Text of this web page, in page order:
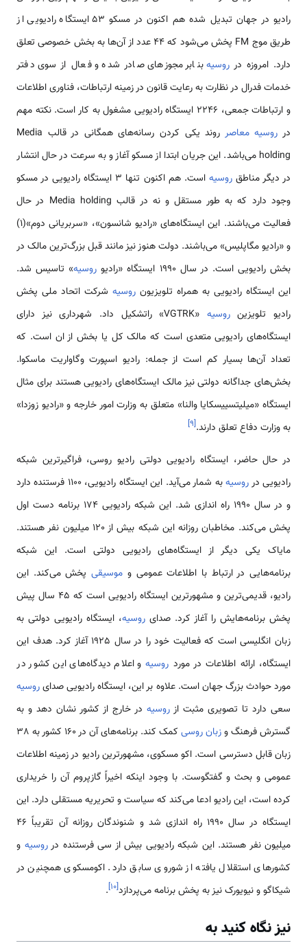
رادیو در جهان تبدیل شده هم اکنون در مسکو 53 ایستگاه رادیویی از
طریق موج FM پخش می‌شود که 44 عدد از آن‌ها به بخش خصوصی تعلق
دارد. امروزه درروسیهبنابر مجوزهای صادر شده و فعال از سوی دفتر
خدمات فدرال در نظارت به رعایت قانون در زمینه ارتباطات، فناوری اطلاعات
و ارتباطات جمعی، 2246 ایستگاه رادیویی مشغول به کار است. نکته مهم
در روسیه معاصر
روند یکی کردن رسانه‌های همگانی در قالب Media
holding می‌باشد. این جریان ابتدا از مسکو آغاز و به سرعت در حال انتشار
در دیگر مناطقروسیه
است. هم اکنون تنها 3 ایستگاه رادیویی در مسکو
وجود دارد که به طور مستقل و نه در قالب Media holding در حال
فعالیت می‌باشند. این ایستگاه‌های «رادیو شانسون»، «سربریانی دوم»(1)
و «رادیو مگاپلیس» می‌باشند. دولت هنوز نیز مانند قبل بزرگ‌ترین مالک در
بخش رادیویی است. در سال 1990 ایستگاه «رادیو
روسیه» تاسیس شد.
این ایستگاه رادیویی به همراه تلویزیون روسیه شرکت اتحاد ملی پخش
رادیو تلویزینروسیه
«VGTRK» راتشکیل داد. شهرداری نیز دارای
ایستگاه‌های رادیویی متعدی است که مالک کل یا بخش از ان است. که
تعداد آن‌ها بسیار کم است از جمله: رادیو اسپورت وگاواریت ماسکوا.
بخش‌های جداگانه دولتی نیز مالک ایستگاه‌های رادیویی هستند برای مثال
ایستگاه «میلیتسییسکایا والنا» متعلق به وزارت امور خارجه و «رادیو زوزدا»
به وزارت دفاع تعلق دارند.[۹]
در حال حاضر، ایستگاه رادیویی دولتی رادیو روسی، فراگیرترین شبکه
رادیویی درروسیه
به شمار می‌آید. این ایستگاه رادیویی، 1100 فرستنده دارد
و در سال 1990 راه اندازی شد. این شبکه رادیویی 174 برنامه دست اول
پخش می‌کند. مخاطبان روزانه این شبکه بیش از 120 میلیون نفر هستند.
مایاک یکی دیگر از ایستگاه‌های رادیویی دولتی است. این شبکه
برنامه‌هایی در ارتباط با اطلاعات عمومی و موسیقیپخش می‌کند. این
رادیو، قدیمی‌ترین و مشهورترین ایستگاه رادیویی است که 45 سال پیش
پخش برنامه‌هایش را آغاز کرد. صدای روسیه، ایستگاه رادیویی دولتی به
زبان انگلیسی است که فعالیت خود را در سال 1925 آغاز کرد. هدف این
ایستگاه، ارائه اطلاعات در مورد روسیهو اعلام دیدگاه‌های این کشور در
مورد حوادث بزرگ جهان است. علاوه بر این، ایستگاه رادیویی صدایروسیه
سعی دارد تا تصویری مثبت از روسیه در خارج از کشور نشان دهد و به
گسترش فرهنگ وزبان روسی
کمک کند. برنامه‌های آن در 160 کشور به 38
زبان قابل دسترسی است. اکو مسکوی، مشهورترین رادیو در زمینه اطلاعات
عمومی و بحث و گفتگوست. با وجود اینکه اخیراً گازپروم آن را خریداری
کرده است، این رادیو ادعا می‌کند که سیاست و تحریریه مستقلی دارد. این
ایستگاه در سال 1990 راه اندازی شد و شنوندگان روزانه آن تقریباً 46
میلیون نفر هستند. این شبکه رادیویی بیش از سی فرستنده درروسیه و
کشورهای استقلال یافته از شوروی سابق دارد. اکومسکوی همچنین در
شیکاگو و نیویورک نیز به پخش برنامه می‌پردازد[۱۰]
.
نیز نگاه کنید به